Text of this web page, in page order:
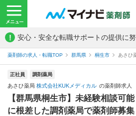
! 安心・安全な転職サポートの提供に努
薬剤師の求人・転職TOP 群馬県 桐生市 あさひ
正社員 調剤薬局
あさひ薬局 株式会社KUKメディカル の薬剤師求人
【群馬県桐生市】未経験相談可
に根差した調剤薬局で薬剤師募集